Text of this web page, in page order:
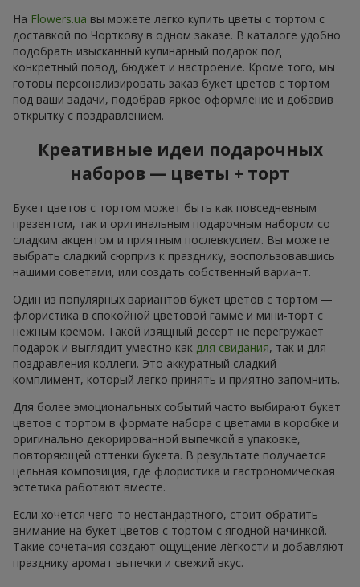
На Flowers.ua вы можете легко купить цветы с тортом с
доставкой по Чорткову в одном заказе. В каталоге удобно
подобрать изысканный кулинарный подарок под
конкретный повод, бюджет и настроение. Кроме того, мы
готовы персонализировать заказ букет цветов с тортом
под ваши задачи, подобрав яркое оформление и добавив
открытку с поздравлением.
Креативные идеи подарочных
наборов — цветы + торт
Букет цветов с тортом может быть как повседневным
презентом, так и оригинальным подарочным набором со
сладким акцентом и приятным послевкусием. Вы можете
выбрать сладкий сюрприз к празднику, воспользовавшись
нашими советами, или создать собственный вариант.
Один из популярных вариантов букет цветов с тортом —
флористика в спокойной цветовой гамме и мини-торт с
нежным кремом. Такой изящный десерт не перегружает
подарок и выглядит уместно как для свидания, так и для
поздравления коллеги. Это аккуратный сладкий
комплимент, который легко принять и приятно запомнить.
Для более эмоциональных событий часто выбирают букет
цветов с тортом в формате набора с цветами в коробке и
оригинально декорированной выпечкой в упаковке,
повторяющей оттенки букета. В результате получается
цельная композиция, где флористика и гастрономическая
эстетика работают вместе.
Если хочется чего-то нестандартного, стоит обратить
внимание на букет цветов с тортом с ягодной начинкой.
Такие сочетания создают ощущение лёгкости и добавляют
празднику аромат выпечки и свежий вкус.